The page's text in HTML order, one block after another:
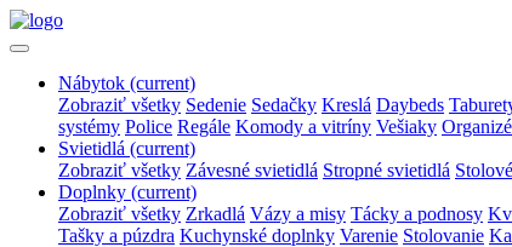
Nábytok (current)
Zobraziť všetky Sedenie Sedačky Kreslá Daybeds
systémy Police Regále Komody a vitríny Vešiaky
Svietidlá (current)
Zobraziť všetky Závesné svietidlá Stropné svietidlá
Doplnky (current)
Zobraziť všetky Zrkadlá Vázy a misy Tácky a podnosy
Tašky a púzdra Kuchynské doplnky Varenie Stolovanie